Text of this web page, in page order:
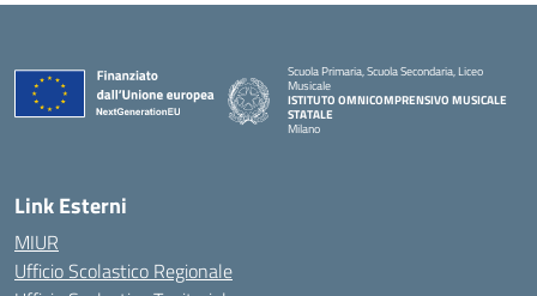
Scuola Primaria, Scuola Secondaria, Liceo
Musicale
ISTITUTO OMNICOMPRENSIVO MUSICALE
STATALE
Milano
Link Esterni
MIUR
Ufficio Scolastico Regionale